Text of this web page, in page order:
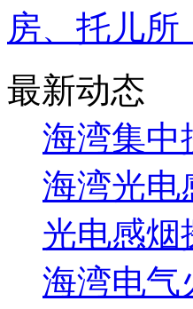
房、托儿
最新动态
海湾集中
海湾光电
光电感烟
海湾电气